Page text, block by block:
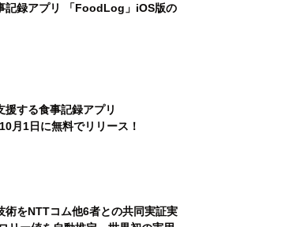
記録アプリ 「FoodLog」iOS版の
する食事記録アプリ
月1日に無料でリリース！
術をNTTコム他6者との共同実証実